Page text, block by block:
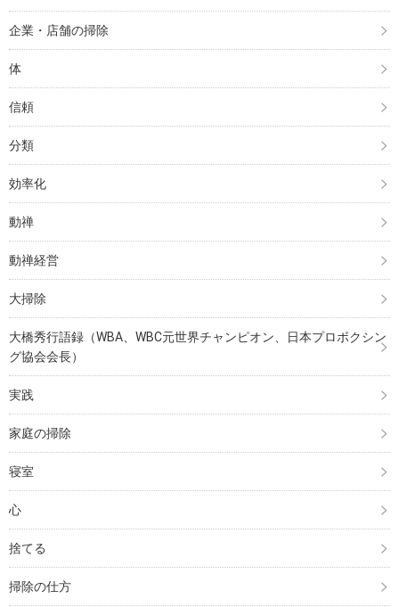
企業・店舗の掃除
体
信頼
分類
効率化
動禅
動禅経営
大掃除
大橋秀行語録（WBA、WBC元世界チャンピオン、日本プロボクシン
グ協会会長）
実践
家庭の掃除
寝室
心
捨てる
掃除の仕方